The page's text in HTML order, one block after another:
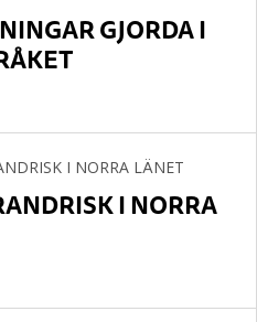
GJORDA I
I NORRA